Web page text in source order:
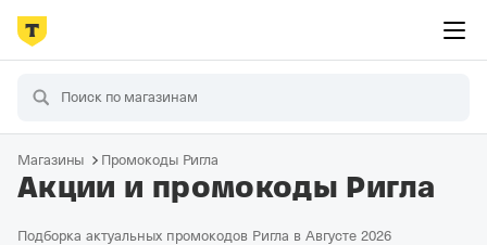
Магазины Промокоды Ригла
Акции и промокоды Ригла
Подборка актуальных промокодов Ригла в Августе 2026